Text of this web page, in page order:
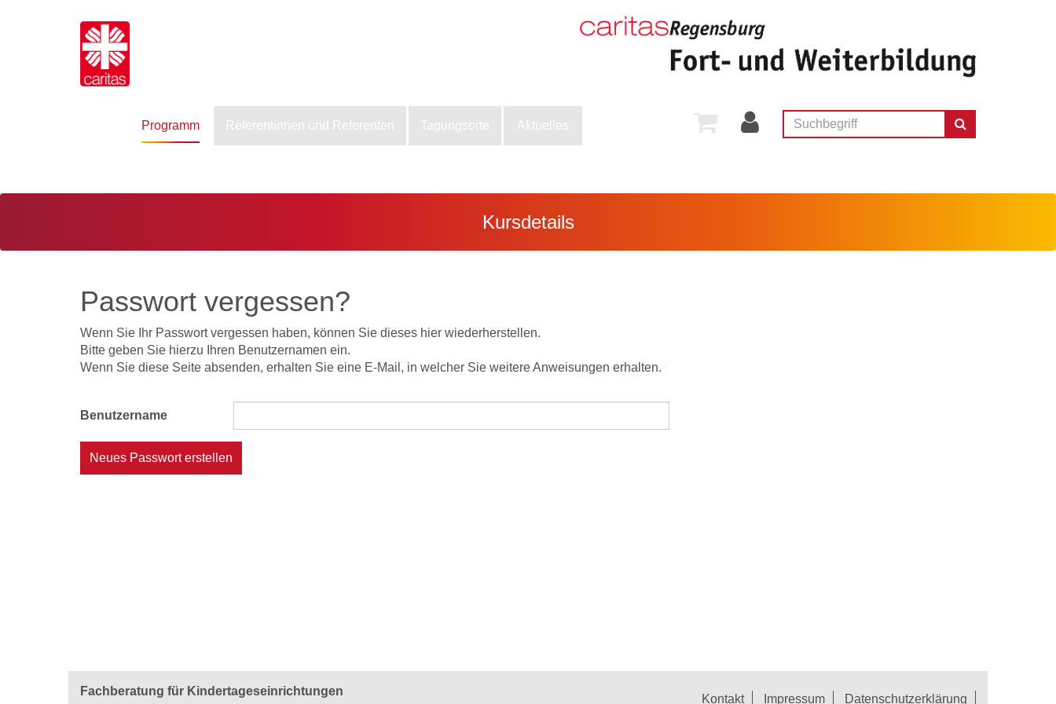
Programm Referentinnen und Referenten Tagungsorte Aktuelles
Kursdetails
Passwort vergessen?
Wenn Sie Ihr Passwort vergessen haben, können Sie dieses hier wiederherstellen.
Bitte geben Sie hierzu Ihren Benutzernamen ein.
Wenn Sie diese Seite absenden, erhalten Sie eine E-Mail, in welcher Sie weitere Anweisungen erhalten.
Benutzername
Neues Passwort erstellen
Fachberatung für Kindertageseinrichtungen
Kontakt Impressum Datenschutzerklärung